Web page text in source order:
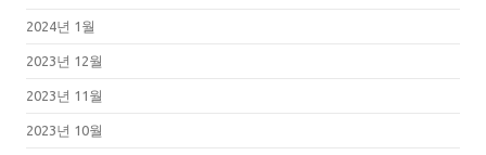
2024년 1월
2023년 12월
2023년 11월
2023년 10월